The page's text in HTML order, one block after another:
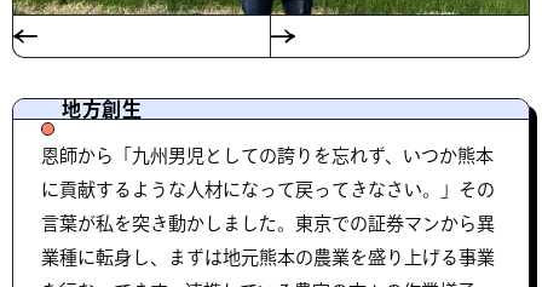
地方創生​
恩師から「九州男児としての誇りを忘れず、いつか熊本
に貢献するような人材になって戻ってきなさい。」その
言葉が私を突き動かしました。東京での証券マンから異
業種に転身し、まずは地元熊本の農業を盛り上げる事業